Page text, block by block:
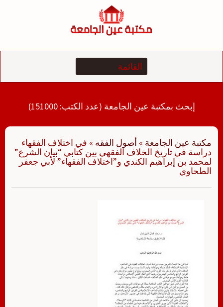
إبحث بمكتبة عين الجامعة (عدد الكتب: 151000)
مكتبة عين الجامعة » أصول الفقه » في اختلاف الفقهاء
دراسة في تاريخ الخلاف الفقهي بين كتابي “بيان الشرع”
لمحمد بن إبراهيم الكندي و”اختلاف الفقهاء” لأبي جعفر
الطحاوي